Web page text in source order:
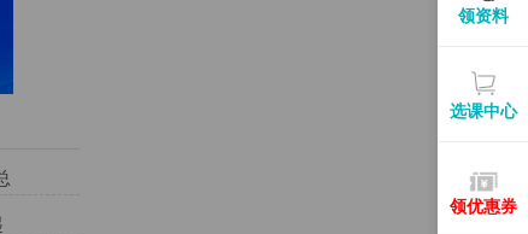
领资料
选课中心
领优惠券